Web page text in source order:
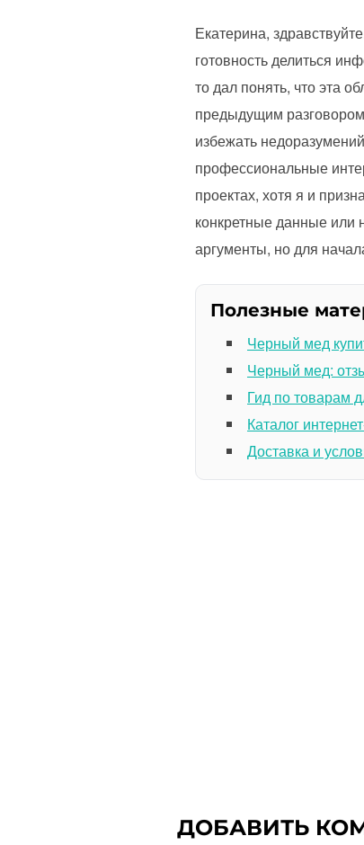
Екатерина,
готовность делиться
то дал понять, что эта
предыдущим
избежать
профессиональные
проектах, хотя я и
конкретные данные или
аргументы, но для
Полезные
Черный мед
Черный мед:
Гид по товарам
Каталог
Доставка и
ДОБАВИТЬ